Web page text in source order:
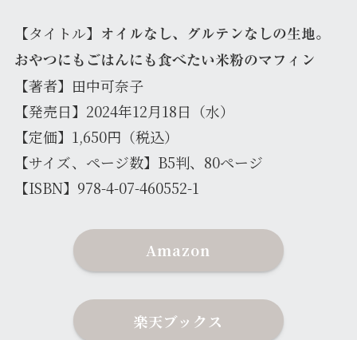
【タイトル】
オイルなし、グルテンなしの生地。
おやつにもごはんにも食べたい米粉のマフィン
【著者】田中可奈子
【発売日】2024年12月18日（水）
【定価】1,650円（税込）
【サイズ、ページ数】B5判、80ページ
【ISBN】978-4-07-460552-1
Amazon
楽天ブックス